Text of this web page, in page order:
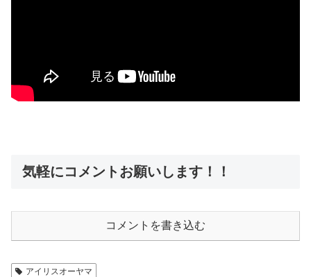
気軽にコメントお願いします！！
コメントを書き込む
アイリスオーヤマ